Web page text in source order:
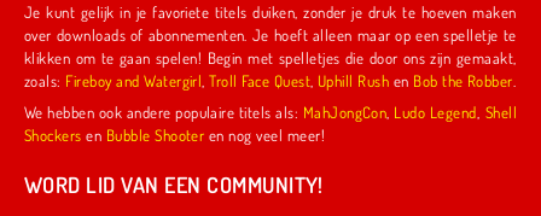
Je kunt gelijk in je favoriete titels duiken, zonder je druk te hoeven maken
over downloads of abonnementen. Je hoeft alleen maar op een spelletje te
klikken om te gaan spelen! Begin met spelletjes die door ons zijn gemaakt,
zoals:
Fireboy and Watergirl ,Troll Face Quest Uphill Rush en Bob the Robber
We hebben ook andere populaire titels als: MahJongCon Ludo Legend Shell
Shockers en Bubble Shooter en nog veel meer!
WORD LID VAN EEN COMMUNITY!